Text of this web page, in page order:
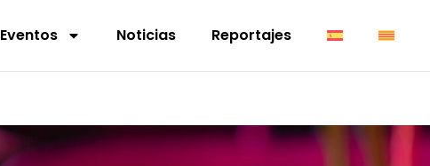
Eventos Noticias Reportajes